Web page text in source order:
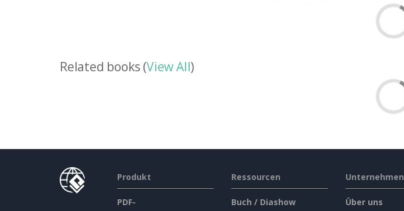
Related books (View All)
Produkt
PDF-
Ressourcen
Buch / Diashow
Unternehmen
Über uns